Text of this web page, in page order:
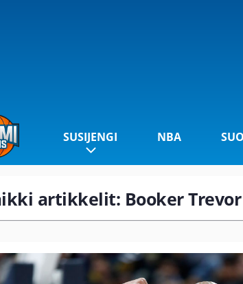
SUSIJENGI NBA
artikkelit: Booker Trevor